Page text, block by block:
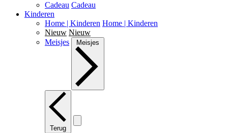
Cadeau Cadeau
Kinderen
Home | Kinderen Home | Kinderen
Nieuw Nieuw
Meisjes
Meisjes
Terug